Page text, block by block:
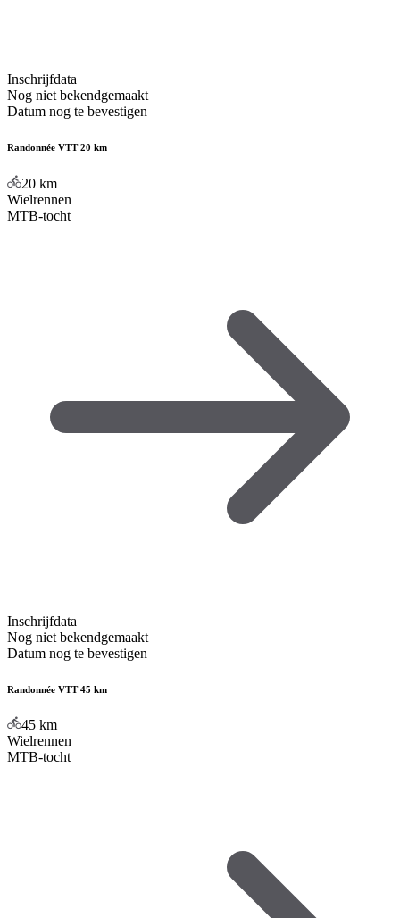
Inschrijfdata
Nog niet bekendgemaakt
Datum nog te bevestigen
Randonnée VTT 20 km
20 km
Wielrennen
MTB-tocht
Inschrijfdata
Nog niet bekendgemaakt
Datum nog te bevestigen
Randonnée VTT 45 km
45 km
Wielrennen
MTB-tocht